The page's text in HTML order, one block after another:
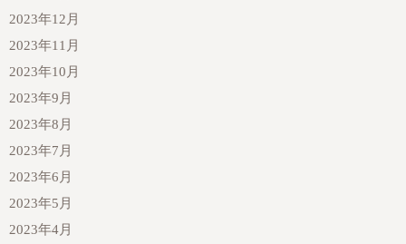
2023年12月
2023年11月
2023年10月
2023年9月
2023年8月
2023年7月
2023年6月
2023年5月
2023年4月